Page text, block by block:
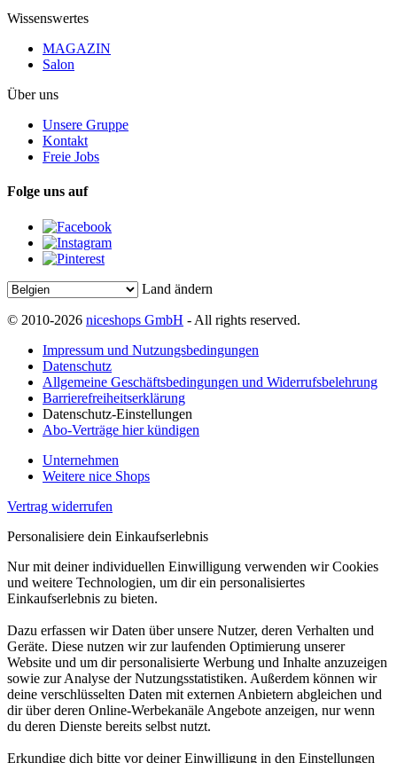
Wissenswertes
MAGAZIN
Salon
Über uns
Unsere Gruppe
Kontakt
Freie Jobs
Folge uns auf
Land ändern
© 2010-2026 niceshops GmbH - All rights reserved.
Impressum und Nutzungsbedingungen
Datenschutz
Allgemeine Geschäftsbedingungen und Widerrufsbelehrung
Barrierefreiheitserklärung
Datenschutz-Einstellungen
Abo-Verträge hier kündigen
Unternehmen
Weitere nice Shops
Vertrag widerrufen
Personalisiere dein Einkaufserlebnis
Nur mit deiner individuellen Einwilligung verwenden wir Cookies
und weitere Technologien, um dir ein personalisiertes
Einkaufserlebnis zu bieten.
Dazu erfassen wir Daten über unsere Nutzer, deren Verhalten und
Geräte. Diese nutzen wir zur laufenden Optimierung unserer
Website und um dir personalisierte Werbung und Inhalte anzuzeigen
sowie zur Analyse der Nutzungsstatistiken. Außerdem können wir
deine verschlüsselten Daten mit externen Anbietern abgleichen und
dir über deren Online-Werbekanäle Angebote anzeigen, nur wenn
du deren Dienste bereits selbst nutzt.
Erkundige dich bitte vor deiner Einwilligung in den Einstellungen